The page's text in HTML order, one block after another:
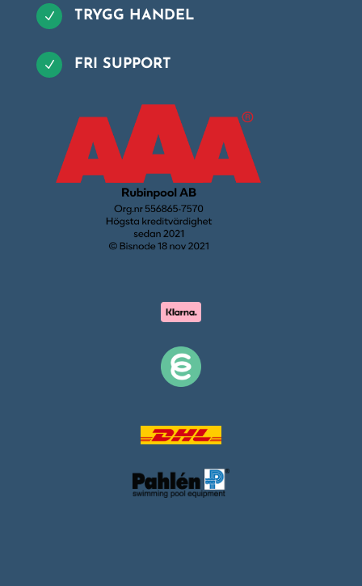
N TRYGG HANDEL
N FRI SUPPORT